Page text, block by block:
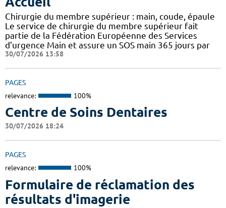
Chirurgie du membre supérieur : main, coude, épaule
Le service de chirurgie du membre supérieur fait
partie de la Fédération Européenne des Services
d’urgence Main et assure un SOS main 365 jours par
30/07/2026 13:58
PAGES
relevance: 100%
Centre de Soins Dentaires
30/07/2026 18:24
PAGES
relevance: 100%
Formulaire de réclamation des
résultats d'imagerie